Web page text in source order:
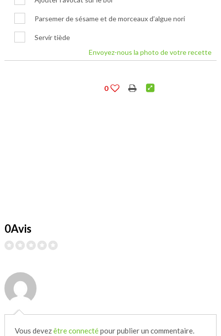
Parsemer de sésame et de morceaux d’algue nori
Servir tiède
Envoyez-nous la photo de votre recette
0
0Avis
Vous devezêtre connectépour publier un commentaire.